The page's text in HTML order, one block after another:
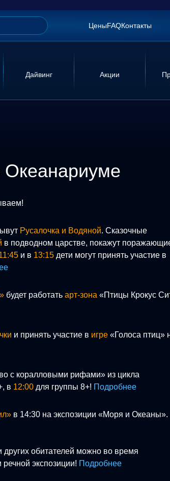
ЦеныFAQКонтакты
Дайвинг Акции
Русалочка и Водяной. Сказочные
в подводном царстве, покажут
и в 13:15 дети могут принять участие в
будет работать арт-зона «Птицы Крокус
и принять участие в игре «Голоса птиц»
с коралловыми рифами» из цикла
в 12:00 для группы 8+! Подробнее
в 14:30 на экспозиции «Моря и Океаны».
обитателей можно во время
экспозиции! Подробнее